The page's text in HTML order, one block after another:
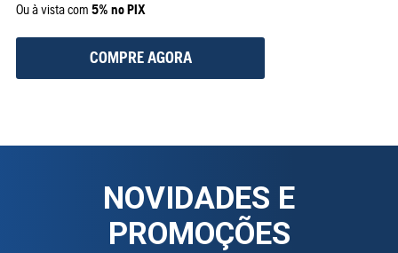
Ou à vista com 5% no PIX
COMPRE AGORA
NOVIDADES E
PROMOÇÕES